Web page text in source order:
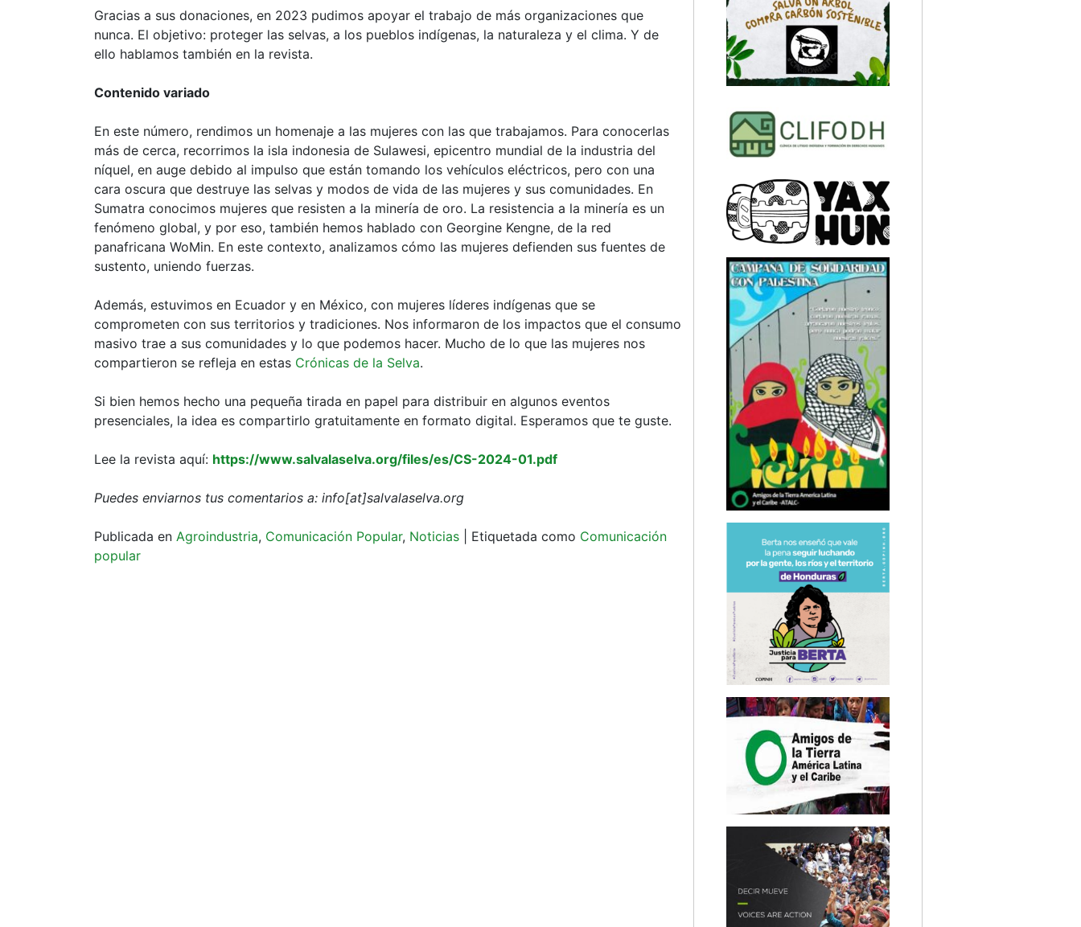
Gracias a sus donaciones, en 2023 pudimos apoyar el trabajo de más organizaciones que
nunca. El objetivo: proteger las selvas, a los pueblos indígenas, la naturaleza y el clima. Y de
ello hablamos también en la revista.
Contenido variado
En este número, rendimos un homenaje a las mujeres con las que trabajamos. Para conocerlas
más de cerca, recorrimos la isla indonesia de Sulawesi, epicentro mundial de la industria del
níquel, en auge debido al impulso que están tomando los vehículos eléctricos, pero con una
cara oscura que destruye las selvas y modos de vida de las mujeres y sus comunidades. En
Sumatra conocimos mujeres que resisten a la minería de oro. La resistencia a la minería es un
fenómeno global, y por eso, también hemos hablado con Georgine Kengne, de la red
panafricana WoMin. En este contexto, analizamos cómo las mujeres defienden sus fuentes de
sustento, uniendo fuerzas.
Además, estuvimos en Ecuador y en México, con mujeres líderes indígenas que se
comprometen con sus territorios y tradiciones. Nos informaron de los impactos que el consumo
masivo trae a sus comunidades y lo que podemos hacer. Mucho de lo que las mujeres nos
compartieron se refleja en estas Crónicas de la Selva.
Si bien hemos hecho una pequeña tirada en papel para distribuir en algunos eventos
presenciales, la idea es compartirlo gratuitamente en formato digital. Esperamos que te guste.
Lee la revista aquí: https://www.salvalaselva.org/files/es/CS-2024-01.pdf
Puedes enviarnos tus comentarios a: info[at]salvalaselva.org
Publicada en Agroindustria, Comunicación Popular, Noticias Etiquetada como Comunicación
popular